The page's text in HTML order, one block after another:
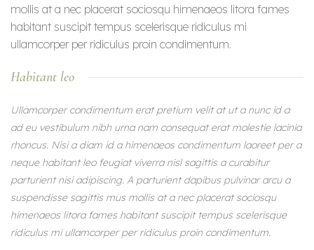
mollis at a nec placerat sociosqu himenaeos litora fames
habitant suscipit tempus scelerisque ridiculus mi
ullamcorper per ridiculus proin condimentum.
Habitant leo
Ullamcorper condimentum erat pretium velit at ut a nunc id a
ad eu vestibulum nibh urna nam consequat erat molestie lacinia
rhoncus. Nisi a diam id a himenaeos condimentum laoreet per a
neque habitant leo feugiat viverra nisl sagittis a curabitur
parturient nisi adipiscing. A parturient dapibus pulvinar arcu a
suspendisse sagittis mus mollis at a nec placerat sociosqu
himenaeos litora fames habitant suscipit tempus scelerisque
ridiculus mi ullamcorper per ridiculus proin condimentum.